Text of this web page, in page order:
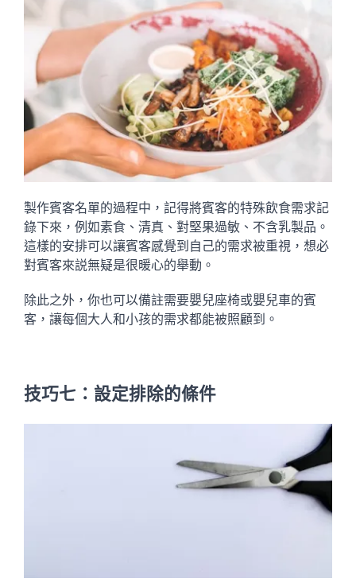
製作賓客名單的過程中，記得將賓客的特殊飲食需求記
錄下來，例如素食、清真、對堅果過敏、不含乳製品。
這樣的安排可以讓賓客感覺到自己的需求被重視，想必
對賓客來説無疑是很暖心的舉動。
除此之外，你也可以備註需要嬰兒座椅或嬰兒車的賓
客，讓每個大人和小孩的需求都能被照顧到。
技巧七：設定排除的條件